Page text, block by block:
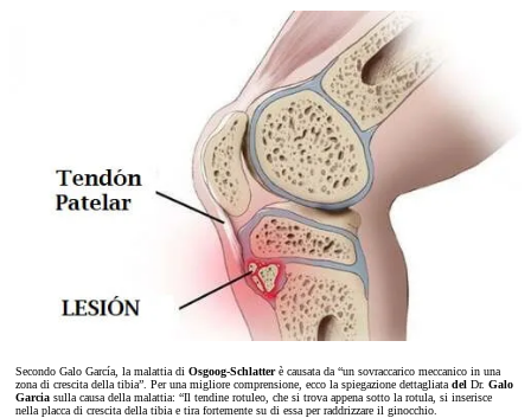
Secondo Galo García, la malattia di Osgoog-Schlatterè causata da “un sovraccarico meccanico in una
zona di crescita della tibia”. Per una migliore comprensione, ecco la spiegazione dettagliata del Dr. Galo
Garcia sulla causa della malattia: “Il tendine rotuleo, che si trova appena sotto la rotula, si inserisce
nella placca di crescita della tibia e tira fortemente su di essa per raddrizzare il ginocchio.